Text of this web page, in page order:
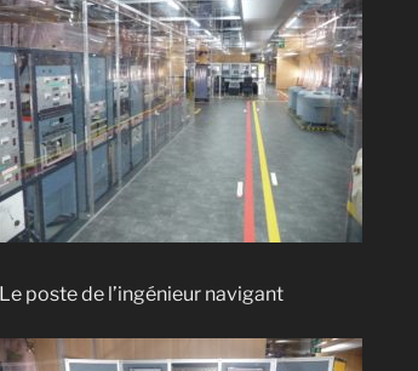
Le poste de l’ingénieur navigant